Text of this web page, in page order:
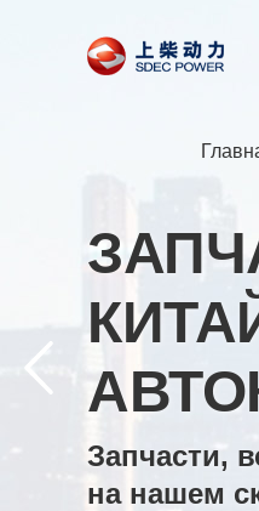
Запчасти,
на нашем